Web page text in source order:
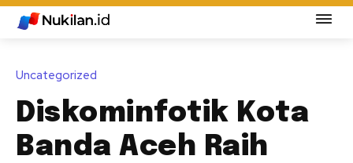
Uncategorized
Diskominfotik Kota
Banda Aceh Raih